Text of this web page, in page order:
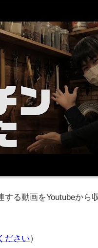
る動画をYoutubeから
ださい）